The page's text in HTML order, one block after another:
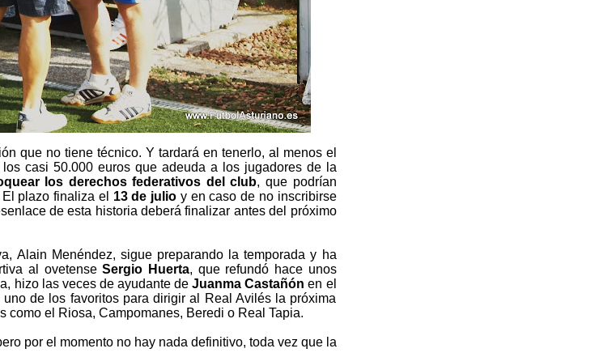
que no tiene técnico. Y tardará en tenerlo, al menos el
casi 50.000 euros que adeuda a los jugadores de la
los derechos federativos del club, que podrían
plazo finaliza el 13 de julio y en caso de no inscribirse
de esta historia deberá finalizar antes del próximo
Alain Menéndez, sigue preparando la temporada y ha
al ovetenseSergio Huerta, que refundó hace unos
hizo las veces de ayudante deJuanma Castañón en el
de los favoritos para dirigir al Real Avilés la próxima
como el Riosa, Campomanes, Beredi o Real Tapia.
por el momento no hay nada definitivo, toda vez que la